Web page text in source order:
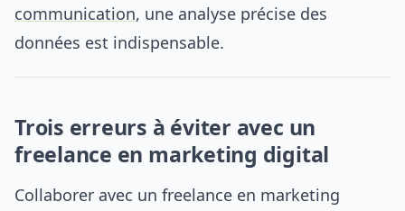
communication, une analyse précise des
données est indispensable.
Trois erreurs à éviter avec un
freelance en marketing digital
Collaborer avec un freelance en marketing